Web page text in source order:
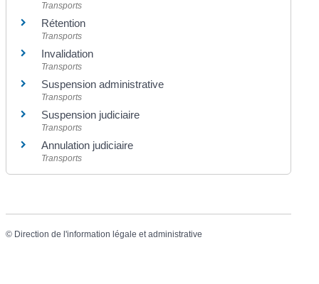
Transports
Rétention
Transports
Invalidation
Transports
Suspension administrative
Transports
Suspension judiciaire
Transports
Annulation judiciaire
Transports
© Direction de l'information légale et administrative